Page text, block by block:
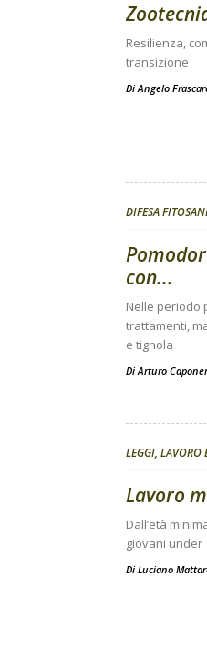
Resilienza,
transizione
DiAngelo
DIFESA
con...
Nelle periodo
trattamenti,
e tignola
DiArturo
LEGGI, LAVORO
Lavoro
Dall’età
giovani under
Di Luciano